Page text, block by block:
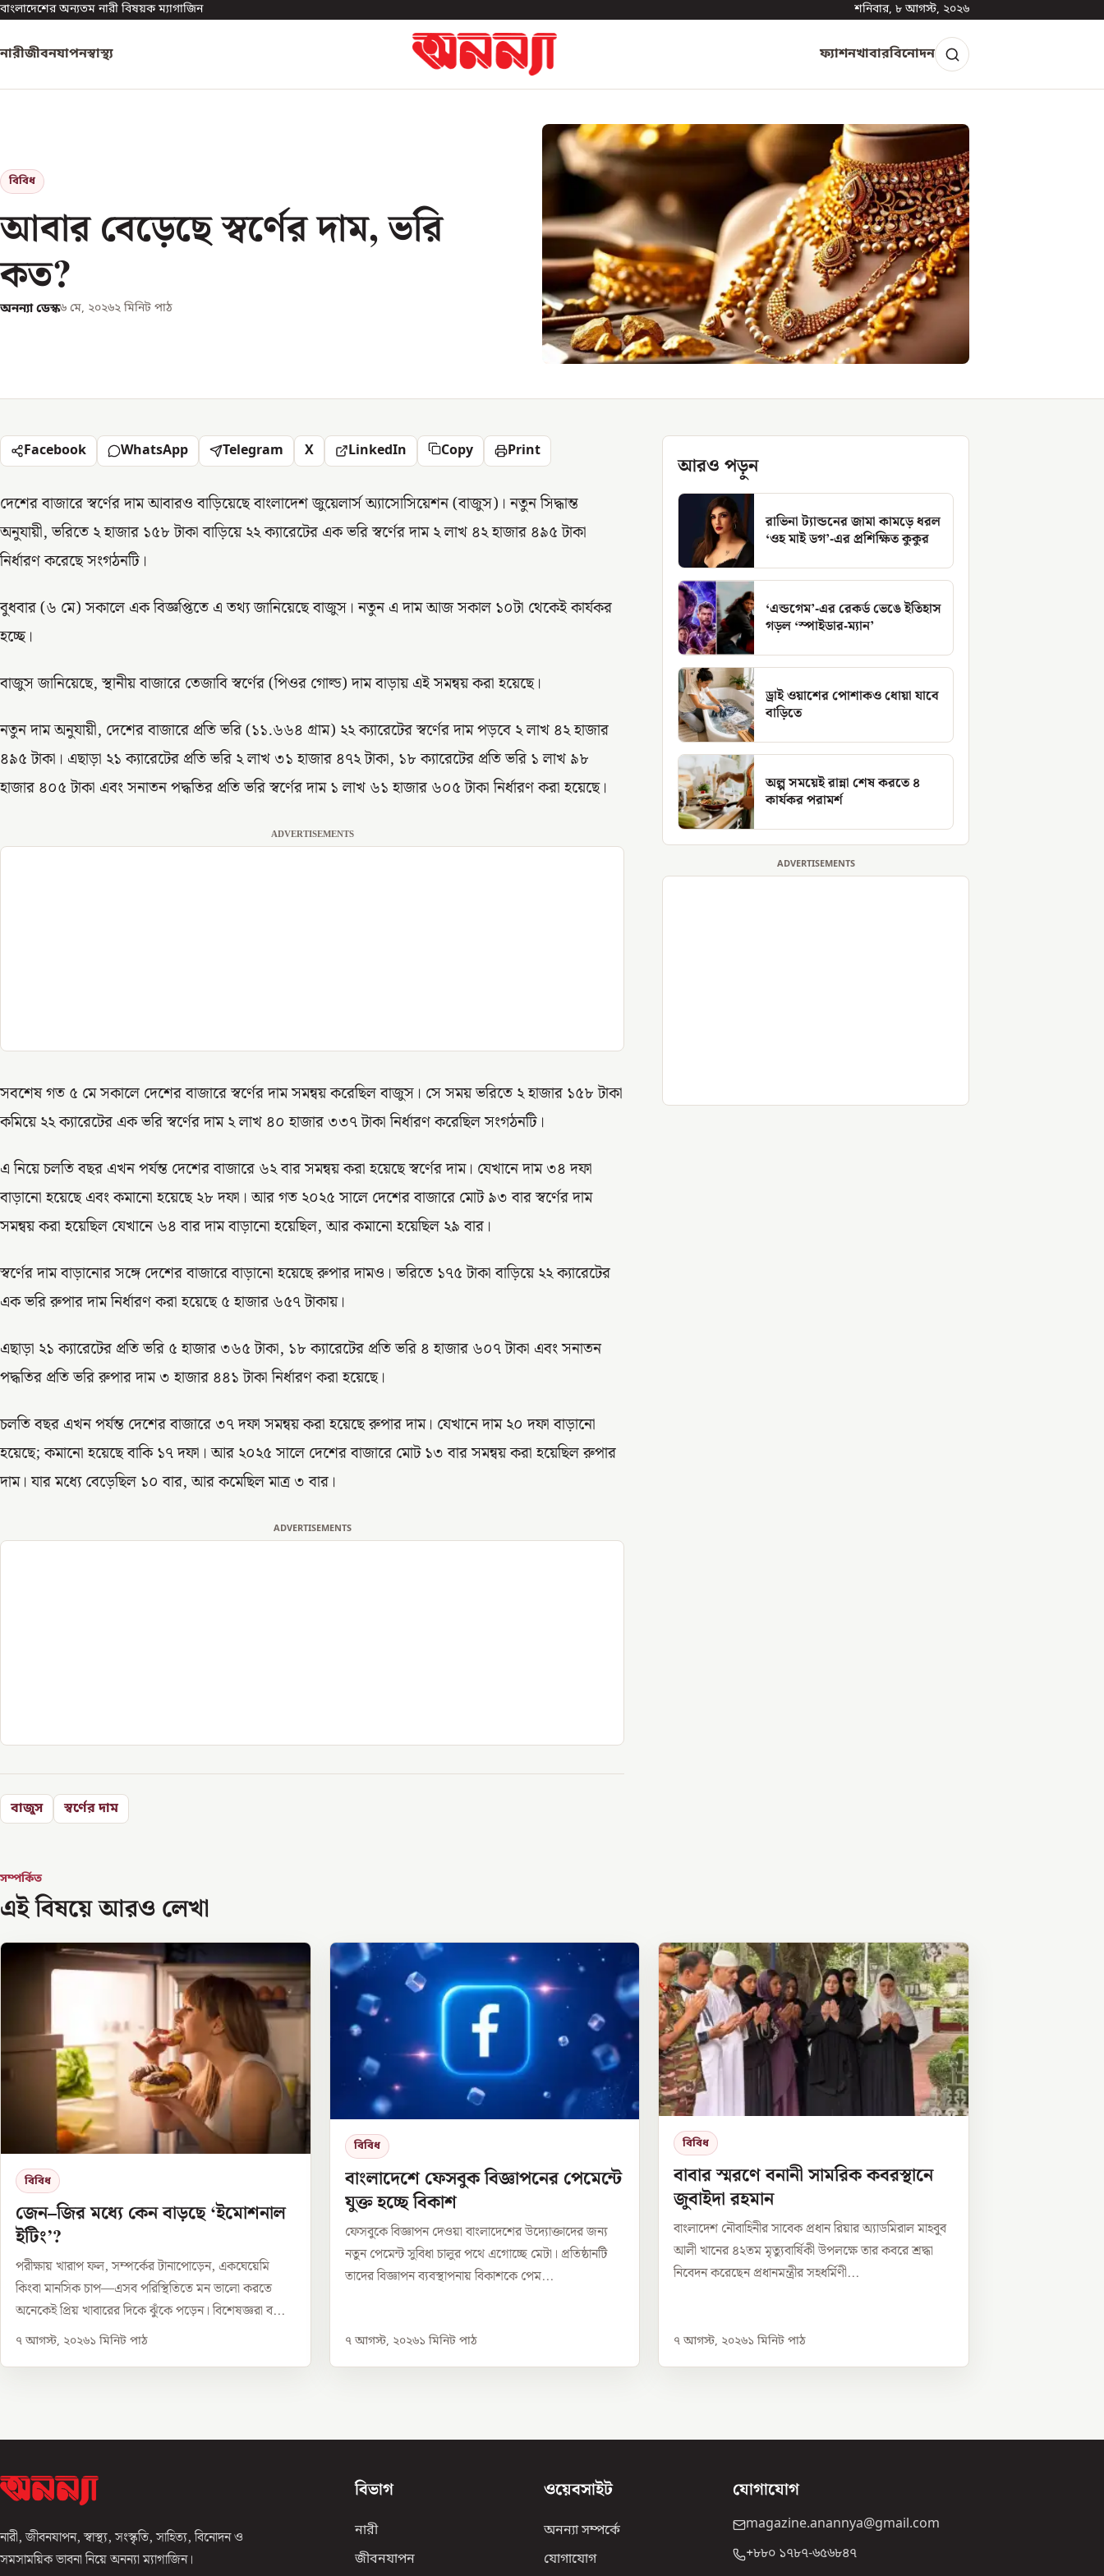
বাংলাদেশের অন্যতম নারী বিষয়ক ম্যাগাজিন শনিবার, ৮ আগস্ট, ২০২৬
নারীজীবনযাপনস্বাস্থ্য ফ্যাশনখাবারবিনোদন
বিবিধ
আবার বেড়েছে স্বর্ণের দাম, ভরি
কত?
অনন্যা ডেস্ক৬ মে, ২০২৬২ মিনিট পাঠ
Facebook WhatsApp Telegram X LinkedIn Copy Print
দেশের বাজারে স্বর্ণের দাম আবারও বাড়িয়েছে বাংলাদেশ জুয়েলার্স অ্যাসোসিয়েশন (বাজুস)। নতুন সিদ্ধান্ত
অনুযায়ী, ভরিতে ২ হাজার ১৫৮ টাকা বাড়িয়ে ২২ ক্যারেটের এক ভরি স্বর্ণের দাম ২ লাখ ৪২ হাজার ৪৯৫ টাকা
নির্ধারণ করেছে সংগঠনটি।
বুধবার (৬ মে) সকালে এক বিজ্ঞপ্তিতে এ তথ্য জানিয়েছে বাজুস। নতুন এ দাম আজ সকাল ১০টা থেকেই কার্যকর
হচ্ছে।
বাজুস জানিয়েছে, স্থানীয় বাজারে তেজাবি স্বর্ণের (পিওর গোল্ড) দাম বাড়ায় এই সমন্বয় করা হয়েছে।
নতুন দাম অনুযায়ী, দেশের বাজারে প্রতি ভরি (১১.৬৬৪ গ্রাম) ২২ ক্যারেটের স্বর্ণের দাম পড়বে ২ লাখ ৪২ হাজার
৪৯৫ টাকা। এছাড়া ২১ ক্যারেটের প্রতি ভরি ২ লাখ ৩১ হাজার ৪৭২ টাকা, ১৮ ক্যারেটের প্রতি ভরি ১ লাখ ৯৮
হাজার ৪০৫ টাকা এবং সনাতন পদ্ধতির প্রতি ভরি স্বর্ণের দাম ১ লাখ ৬১ হাজার ৬০৫ টাকা নির্ধারণ করা হয়েছে।
ADVERTISEMENTS
সবশেষ গত ৫ মে সকালে দেশের বাজারে স্বর্ণের দাম সমন্বয় করেছিল বাজুস। সে সময় ভরিতে ২ হাজার ১৫৮ টাকা
কমিয়ে ২২ ক্যারেটের এক ভরি স্বর্ণের দাম ২ লাখ ৪০ হাজার ৩৩৭ টাকা নির্ধারণ করেছিল সংগঠনটি।
এ নিয়ে চলতি বছর এখন পর্যন্ত দেশের বাজারে ৬২ বার সমন্বয় করা হয়েছে স্বর্ণের দাম। যেখানে দাম ৩৪ দফা
বাড়ানো হয়েছে এবং কমানো হয়েছে ২৮ দফা। আর গত ২০২৫ সালে দেশের বাজারে মোট ৯৩ বার স্বর্ণের দাম
সমন্বয় করা হয়েছিল যেখানে ৬৪ বার দাম বাড়ানো হয়েছিল, আর কমানো হয়েছিল ২৯ বার।
স্বর্ণের দাম বাড়ানোর সঙ্গে দেশের বাজারে বাড়ানো হয়েছে রুপার দামও। ভরিতে ১৭৫ টাকা বাড়িয়ে ২২ ক্যারেটের
এক ভরি রুপার দাম নির্ধারণ করা হয়েছে ৫ হাজার ৬৫৭ টাকায়।
এছাড়া ২১ ক্যারেটের প্রতি ভরি ৫ হাজার ৩৬৫ টাকা, ১৮ ক্যারেটের প্রতি ভরি ৪ হাজার ৬০৭ টাকা এবং সনাতন
পদ্ধতির প্রতি ভরি রুপার দাম ৩ হাজার ৪৪১ টাকা নির্ধারণ করা হয়েছে।
চলতি বছর এখন পর্যন্ত দেশের বাজারে ৩৭ দফা সমন্বয় করা হয়েছে রুপার দাম। যেখানে দাম ২০ দফা বাড়ানো
হয়েছে; কমানো হয়েছে বাকি ১৭ দফা। আর ২০২৫ সালে দেশের বাজারে মোট ১৩ বার সমন্বয় করা হয়েছিল রুপার
দাম। যার মধ্যে বেড়েছিল ১০ বার, আর কমেছিল মাত্র ৩ বার।
ADVERTISEMENTS
বাজুস স্বর্ণের দাম
আরও পড়ুন
রাভিনা ট্যান্ডনের জামা কামড়ে ধরল
‘ওহ মাই ডগ’-এর প্রশিক্ষিত কুকুর
‘এন্ডগেম’-এর রেকর্ড ভেঙে ইতিহাস
গড়ল ‘স্পাইডার-ম্যান’
ড্রাই ওয়াশের পোশাকও ধোয়া যাবে
বাড়িতে
অল্প সময়েই রান্না শেষ করতে ৪
কার্যকর পরামর্শ
ADVERTISEMENTS
সম্পর্কিত
এই বিষয়ে আরও লেখা
বিবিধ
জেন–জির মধ্যে কেন বাড়ছে ‘ইমোশনাল
ইটিং’?
পরীক্ষায় খারাপ ফল, সম্পর্কের টানাপোড়েন, একঘেয়েমি
কিংবা মানসিক চাপ—এসব পরিস্থিতিতে মন ভালো করতে
অনেকেই প্রিয় খাবারের দিকে ঝুঁকে পড়েন। বিশেষজ্ঞরা ব...
৭ আগস্ট, ২০২৬১ মিনিট পাঠ
বিবিধ
বাংলাদেশে ফেসবুক বিজ্ঞাপনের পেমেন্টে
যুক্ত হচ্ছে বিকাশ
ফেসবুকে বিজ্ঞাপন দেওয়া বাংলাদেশের উদ্যোক্তাদের জন্য
নতুন পেমেন্ট সুবিধা চালুর পথে এগোচ্ছে মেটা। প্রতিষ্ঠানটি
তাদের বিজ্ঞাপন ব্যবস্থাপনায় বিকাশকে পেম...
৭ আগস্ট, ২০২৬১ মিনিট পাঠ
বিবিধ
বাবার স্মরণে বনানী সামরিক কবরস্থানে
জুবাইদা রহমান
বাংলাদেশ নৌবাহিনীর সাবেক প্রধান রিয়ার অ্যাডমিরাল মাহবুব
আলী খানের ৪২তম মৃত্যুবার্ষিকী উপলক্ষে তার কবরে শ্রদ্ধা
নিবেদন করেছেন প্রধানমন্ত্রীর সহধর্মিণী...
৭ আগস্ট, ২০২৬১ মিনিট পাঠ
নারী, জীবনযাপন, স্বাস্থ্য, সংস্কৃতি, সাহিত্য, বিনোদন ও
সমসাময়িক ভাবনা নিয়ে অনন্যা ম্যাগাজিন।
বিভাগ
নারী
জীবনযাপন
ওয়েবসাইট
অনন্যা সম্পর্কে
যোগাযোগ
যোগাযোগ
magazine.anannya@gmail.com
+৮৮০ ১৭৮৭-৬৫৬৮৪৭